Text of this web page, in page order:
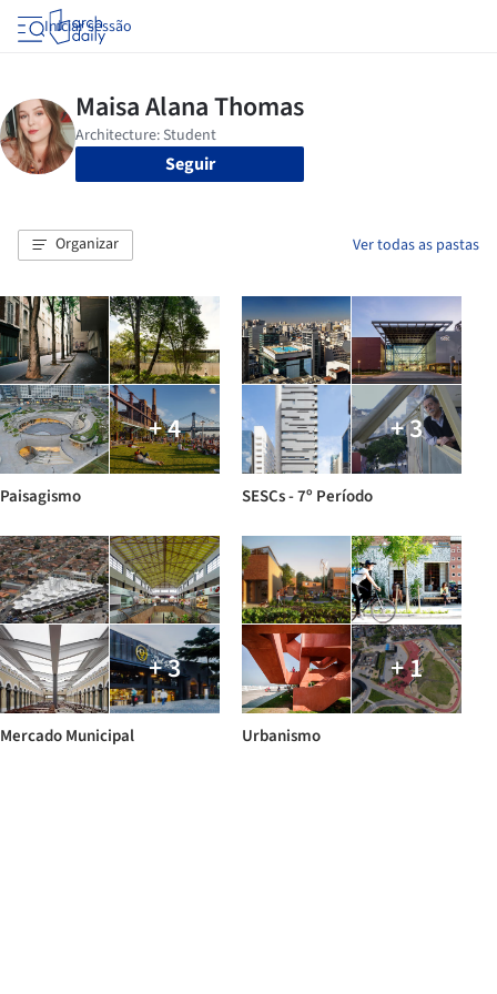
Iniciar sessão
Seguir
Organizar Ver todas as pastas
+ 4
Paisagismo
+ 3
SESCs - 7º Período
+ 3
Mercado Municipal
+ 1
Urbanismo